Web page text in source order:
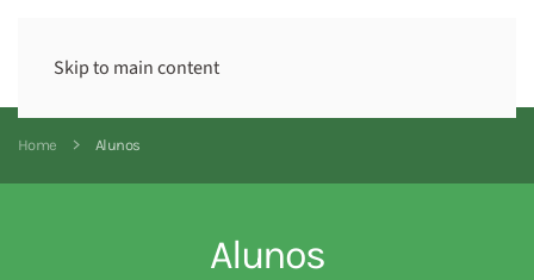
Skip to main content
Home Alunos
Alunos